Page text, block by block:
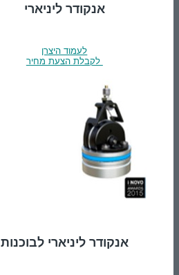
אנקודר ליניארי
לעמוד היצרן
לקבלת הצעת מחיר
אנקודר ליניארי לבוכנות